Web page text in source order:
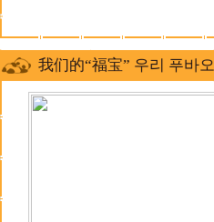
我们的“福宝” 우리 푸바오